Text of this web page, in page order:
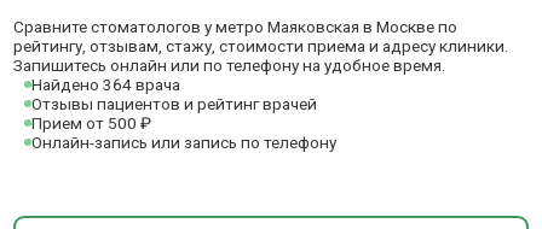
Сравните стоматологов у метро Маяковская в Москве по
рейтингу, отзывам, стажу, стоимости приема и адресу клиники.
Запишитесь онлайн или по телефону на удобное время.
Найдено 364 врача
Отзывы пациентов и рейтинг врачей
Прием от 500 ₽
Онлайн-запись или запись по телефону